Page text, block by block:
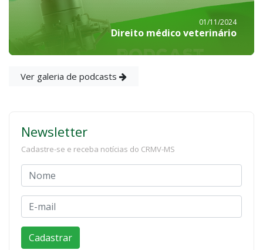
01/11/2024
Direito médico veterinário
Ver galeria de podcasts
Newsletter
Cadastre-se e receba notícias do CRMV-MS